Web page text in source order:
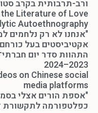
ורב-תרבותית בקרב
Literature of Love
Autoethnography
"אנחנו לא רק נלחמים
התהוות סדר יום
2023–2024
on Chinese social
media platforms
"אספת הורים אצלי
כפלטפורמה לתקשורת